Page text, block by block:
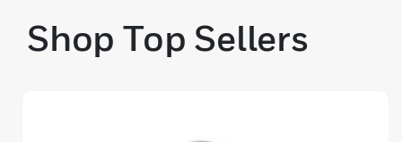
Shop Top Sellers